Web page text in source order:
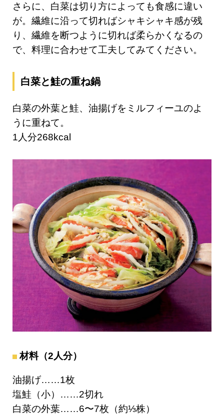
さらに、白菜は切り方によっても食感に違い
が。繊維に沿って切ればシャキシャキ感が残
り、繊維を断つように切れば柔らかくなるの
で、料理に合わせて工夫してみてください。
白菜と鮭の重ね鍋
白菜の外葉と鮭、油揚げをミルフィーユのよ
うに重ねて。
1人分268kcal
材料（2人分）
油揚げ……1枚
塩鮭（小）……2切れ
白菜の外葉……6〜7枚（約⅓株）